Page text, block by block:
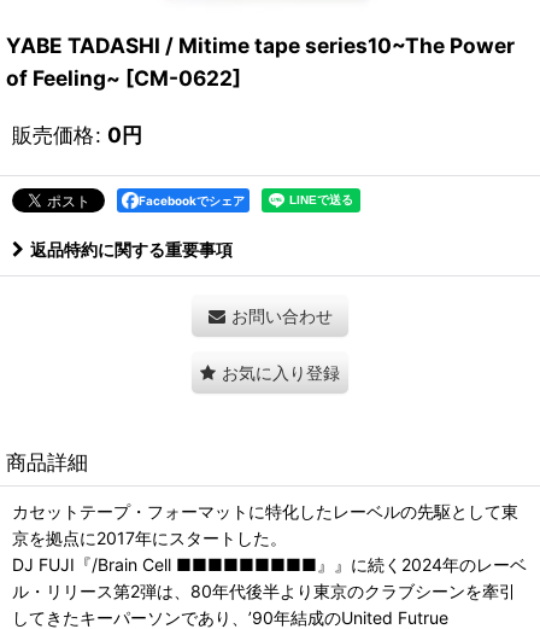
YABE TADASHI / Mitime tape series10~The Power
of Feeling~ [CM-0622]
販売価格: 0円
Facebookでシェア
返品特約に関する重要事項
お問い合わせ
お気に入り登録
商品詳細
カセットテープ・フォーマットに特化したレーベルの先駆として東
京を拠点に2017年にスタートした。
DJ FUJI『/Brain Cell ■■■■■■■■■』』に続く2024年のレーベ
ル・リリース第2弾は、80年代後半より東京のクラブシーンを牽引
してきたキーパーソンであり、’90年結成のUnited Futrue